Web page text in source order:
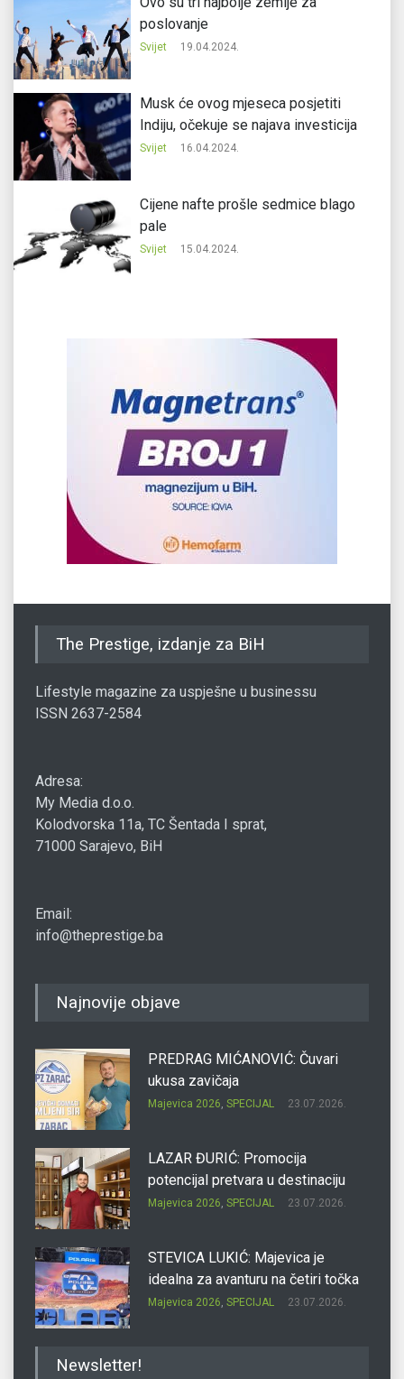
poslovanje
Svijet 19.04.2024.
Musk će ovog mjeseca posjetiti
Indiju, očekuje se najava investicija
Svijet 16.04.2024.
Cijene nafte prošle sedmice blago
pale
Svijet 15.04.2024.
The Prestige, izdanje za BiH
Lifestyle magazine za uspješne u businessu
ISSN 2637-2584
Adresa:
My Media d.o.o.
Kolodvorska 11a, TC Šentada I sprat,
71000 Sarajevo, BiH
Email:
info@theprestige.ba
Najnovije objave
PREDRAG MIĆANOVIĆ: Čuvari
ukusa zavičaja
Majevica 2026, SPECIJAL 23.07.2026.
LAZAR ĐURIĆ: Promocija
potencijal pretvara u destinaciju
Majevica 2026, SPECIJAL 23.07.2026.
STEVICA LUKIĆ: Majevica je
idealna za avanturu na četiri točka
Majevica 2026, SPECIJAL 23.07.2026.
Newsletter!